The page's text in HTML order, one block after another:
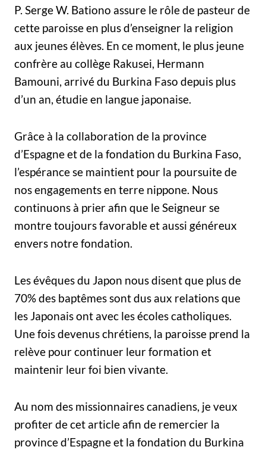
P. Serge W. Bationo assure le rôle de pasteur de
cette paroisse en plus d’enseigner la religion
aux jeunes élèves. En ce moment, le plus jeune
confrère au collège Rakusei, Hermann
Bamouni, arrivé du Burkina Faso depuis plus
d’un an, étudie en langue japonaise.
Grâce à la collaboration de la province
d’Espagne et de la fondation du Burkina Faso,
l’espérance se maintient pour la poursuite de
nos engagements en terre nippone. Nous
continuons à prier afin que le Seigneur se
montre toujours favorable et aussi généreux
envers notre fondation.
Les évêques du Japon nous disent que plus de
70% des baptêmes sont dus aux relations que
les Japonais ont avec les écoles catholiques.
Une fois devenus chrétiens, la paroisse prend la
relève pour continuer leur formation et
maintenir leur foi bien vivante.
Au nom des missionnaires canadiens, je veux
profiter de cet article afin de remercier la
province d’Espagne et la fondation du Burkina